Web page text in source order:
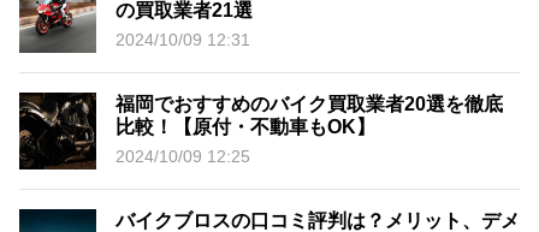
の買取業者21選
2024/10/09 12:31
福岡でおすすめのバイク買取業者20選を徹底
比較！【原付・不動車もOK】
2024/10/09 12:25
バイクブロスの口コミ評判は？メリット、デメ